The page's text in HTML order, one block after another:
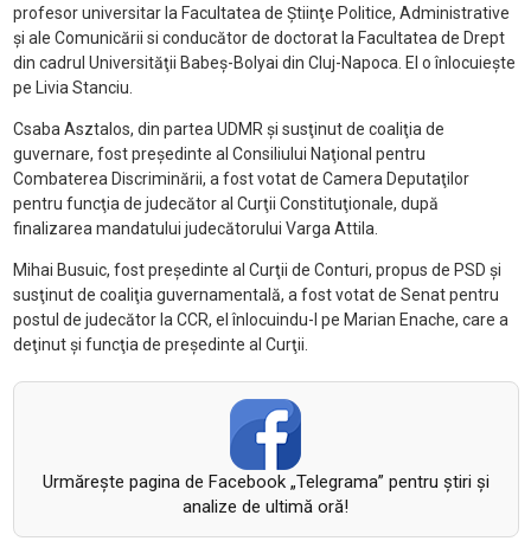
profesor universitar la Facultatea de Ştiinţe Politice, Administrative
şi ale Comunicării si conducător de doctorat la Facultatea de Drept
din cadrul Universităţii Babeş-Bolyai din Cluj-Napoca. El o înlocuieşte
pe Livia Stanciu.
Csaba Asztalos, din partea UDMR şi susţinut de coaliţia de
guvernare, fost preşedinte al Consiliului Naţional pentru
Combaterea Discriminării, a fost votat de Camera Deputaţilor
pentru funcţia de judecător al Curţii Constituţionale, după
finalizarea mandatului judecătorului Varga Attila.
Mihai Busuic, fost preşedinte al Curţii de Conturi, propus de PSD şi
susţinut de coaliţia guvernamentală, a fost votat de Senat pentru
postul de judecător la CCR, el înlocuindu-l pe Marian Enache, care a
deţinut şi funcţia de preşedinte al Curţii.
Urmăreşte pagina de Facebook „Telegrama” pentru ştiri şi
analize de ultimă oră!